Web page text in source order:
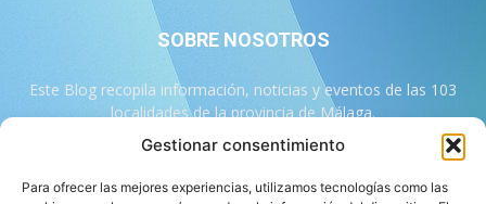
Gestionar consentimiento
Para ofrecer las mejores experiencias, utilizamos tecnologías como las
SOBRE NOSOTROS
Este Blog recopila información, noticias y eventos de las 103
localidades de la provincia de Málaga.
Contáctanos: info@103malaga.com